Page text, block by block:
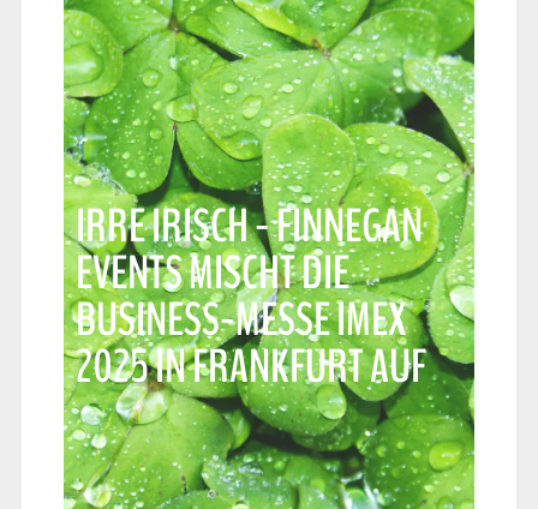
IRRE IRISCH - FINNEGAN
EVENTS MISCHT DIE
BUSINESS-MESSE IMEX
2025 IN FRANKFURT AUF